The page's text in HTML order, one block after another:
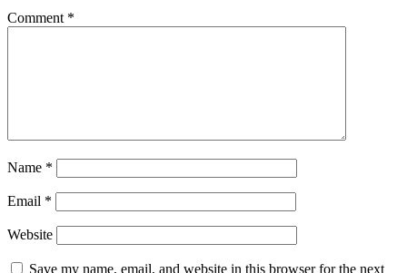
Comment *
Name *
Email *
Website
Save my name, email, and website in this browser for the next